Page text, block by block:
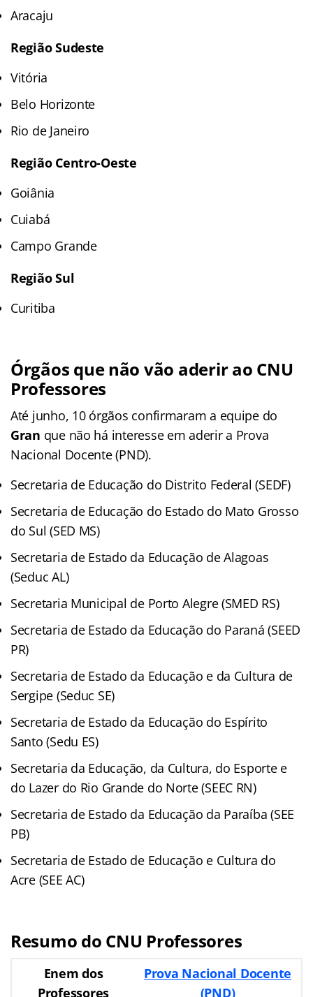
Aracaju
Região Sudeste
Vitória
Belo Horizonte
Rio de Janeiro
Região Centro-Oeste
Goiânia
Cuiabá
Campo Grande
Região Sul
Curitiba
Órgãos que não vão aderir ao CNU
Professores
Até junho, 10 órgãos confirmaram a equipe do
Gran que não há interesse em aderir a Prova
Nacional Docente (PND).
Secretaria de Educação do Distrito Federal (SEDF)
Secretaria de Educação do Estado do Mato Grosso
do Sul (SED MS)
Secretaria de Estado da Educação de Alagoas
(Seduc AL)
Secretaria Municipal de Porto Alegre (SMED RS)
Secretaria de Estado da Educação do Paraná (SEED
PR)
Secretaria de Estado da Educação e da Cultura de
Sergipe (Seduc SE)
Secretaria de Estado da Educação do Espírito
Santo (Sedu ES)
Secretaria da Educação, da Cultura, do Esporte e
do Lazer do Rio Grande do Norte (SEEC RN)
Secretaria de Estado da Educação da Paraíba (SEE
PB)
Secretaria de Estado de Educação e Cultura do
Acre (SEE AC)
Resumo do CNU Professores
Enem dos
Professores
Prova Nacional Docente
(PND)